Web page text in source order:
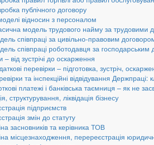
публічного договору
відносин з персоналом
модель трудового найму за трудовими
співпраці за цивільно-правовим
співпраці роботодавця за
– від зустрічі до оскарження
перевірки – підготовка, зустріч,
та інспекційні відвідування Держпраці:
платежі і банківська таємниця – як не
структурування, ліквідація бізнесу
підприємств
змін до статуту
засновників та керівника ТОВ
місцезнаходження, перереєстрація